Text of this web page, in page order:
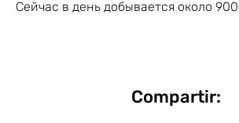
Сейчас в день добывается около 900
Compartir: